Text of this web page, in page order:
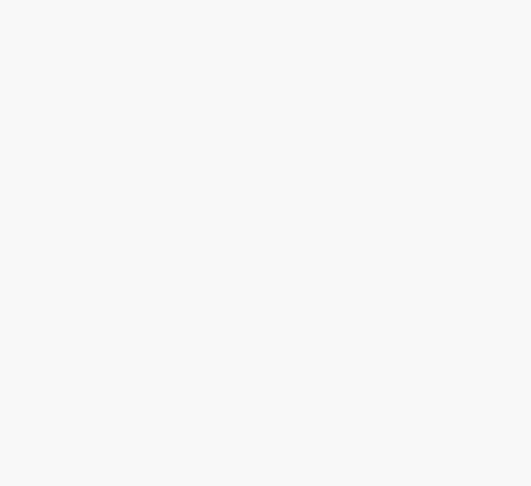
aktiv beim Internationalen
und begeisterte die
ungeheuren Wissen über
wünschte sich, wenn dann
Suche nach Helfern,
Kürzungen für die